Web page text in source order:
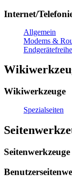
Internet/
Allgemein
Modems &
Wikiwerkzeuge
Spezialseiten
Seitenwerkzeuge